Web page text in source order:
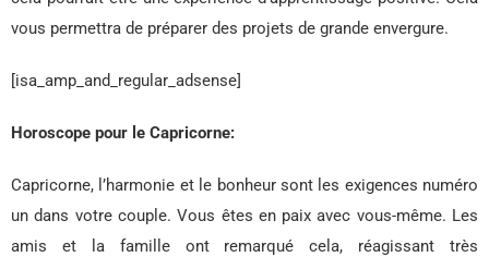
vous permettra de préparer des projets de grande envergure.
[isa_amp_and_regular_adsense]
Horoscope pour le Capricorne:
Capricorne, l’harmonie et le bonheur sont les exigences numéro
un dans votre couple. Vous êtes en paix avec vous-même. Les
amis et la famille ont remarqué cela, réagissant très